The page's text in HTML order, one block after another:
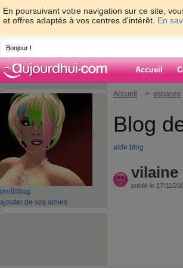
En poursuivant votre navigation sur ce site,
et offres adaptés à vos centres d'intérêt. En
Bonjour !
Accueil
profil blog
ajouter de vos amies
Accueil > espaces
Blog
aide blog
vilaine
publié le 17/11/